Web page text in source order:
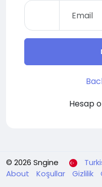
Hesap
© 2026 Sngine
About
Koşullar Gizlilik